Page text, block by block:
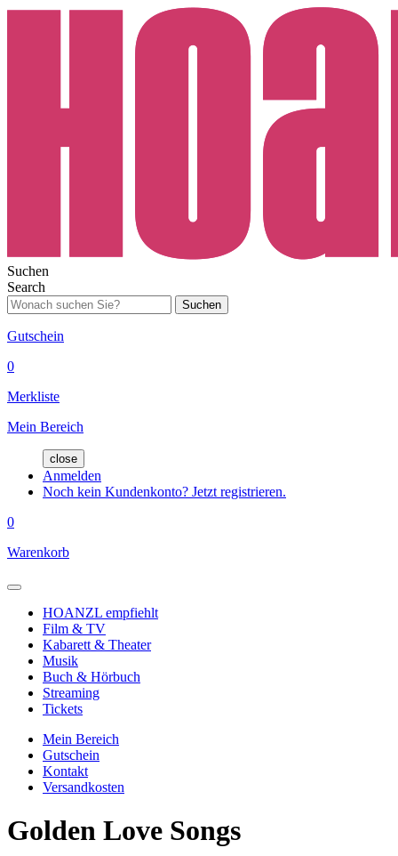
Suchen
Search
Suchen
Gutschein
0
Merkliste
Mein Bereich
close
Anmelden
Noch kein Kundenkonto? Jetzt registrieren.
0
Warenkorb
HOANZL empfiehlt
Film & TV
Kabarett & Theater
Musik
Buch & Hörbuch
Streaming
Tickets
Mein Bereich
Gutschein
Kontakt
Versandkosten
Golden Love Songs